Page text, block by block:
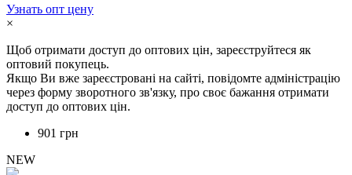
Узнать опт цену
×
Щоб отримати доступ до оптових цін, зареєструйтеся як
оптовий покупець.
Якщо Ви вже зареєстровані на сайті, повідомте адміністрацію
через форму зворотного зв'язку, про своє бажання отримати
доступ до оптових цін.
901 грн
NEW